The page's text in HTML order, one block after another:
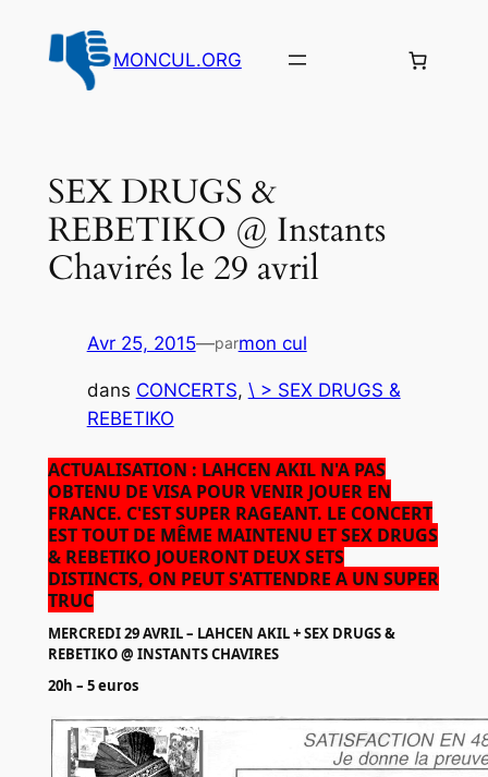
contenu
MONCUL.ORG
SEX DRUGS &
REBETIKO @ Instants
Chavirés le 29 avril
Avr 25, 2015—parmon cul
dans CONCERTS, \ > SEX DRUGS &
REBETIKO
ACTUALISATION : LAHCEN AKIL N'A PAS
OBTENU DE VISA POUR VENIR JOUER EN
FRANCE. C'EST SUPER RAGEANT. LE CONCERT
EST TOUT DE MÊME MAINTENU ET SEX DRUGS
& REBETIKO JOUERONT DEUX SETS
DISTINCTS, ON PEUT S'ATTENDRE A UN SUPER
TRUC
MERCREDI 29 AVRIL – LAHCEN AKIL + SEX DRUGS &
REBETIKO@ INSTANTS CHAVIRES
20h – 5 euros